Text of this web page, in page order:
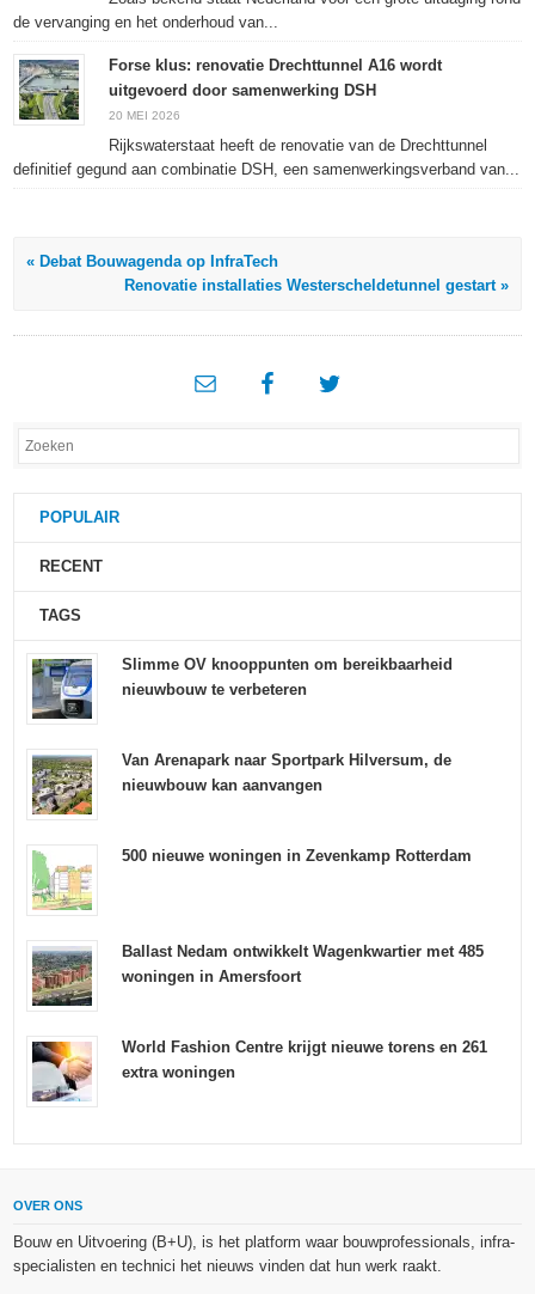
de vervanging en het onderhoud van...
Forse klus: renovatie Drechttunnel A16 wordt
uitgevoerd door samenwerking DSH
20 MEI 2026
Rijkswaterstaat heeft de renovatie van de Drechttunnel
definitief gegund aan combinatie DSH, een samenwerkingsverband van...
« Debat Bouwagenda op InfraTech
Renovatie installaties Westerscheldetunnel gestart »
POPULAIR
RECENT
TAGS
Slimme OV knooppunten om bereikbaarheid
nieuwbouw te verbeteren
Van Arenapark naar Sportpark Hilversum, de
nieuwbouw kan aanvangen
500 nieuwe woningen in Zevenkamp Rotterdam
Ballast Nedam ontwikkelt Wagenkwartier met 485
woningen in Amersfoort
World Fashion Centre krijgt nieuwe torens en 261
extra woningen
OVER ONS
Bouw en Uitvoering (B+U), is het platform waar bouwprofessionals, infra-
specialisten en technici het nieuws vinden dat hun werk raakt.